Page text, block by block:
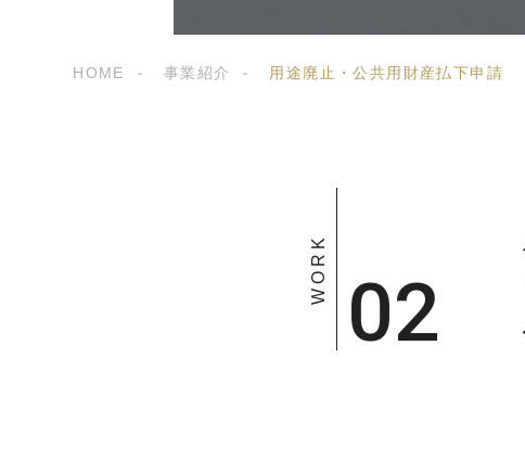
HOME 事業紹介 用途廃止・公共用財産払下申請